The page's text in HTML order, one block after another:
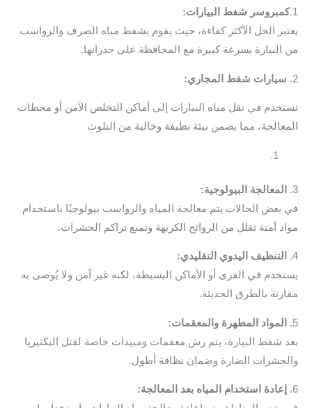
شفط البيارات:
الحل الأكثر كفاءة، حيث يقوم بشفط مياه الصرف والرواسب
بسرعة كبيرة مع المحافظة على جدرانها.
شفط المجاري:
في نقل مياه البيارات إلى أماكن التخلص الآمن أو محطات
مما يضمن بيئة نظيفة وخالية من التلوث
البيولوجية:
الحالات يتم معالجة المياه والرواسب بيولوجيًا باستخدام
آمنة تقلل من الروائح الكريهة وتمنع تراكم الحشرات.
اليدوي التقليدي:
في القرى أو الأماكن البسيطة، لكنه غير آمن ولا يُوصى به
بالطرق الحديثة.
المطهرة والمعقمات:
شفط البيارة، يتم رش معقمات ومبيدات خاصة لقتل البكتيريا
الضارة وضمان نظافة أطول.
استخدام المياه بعد المعالجة: